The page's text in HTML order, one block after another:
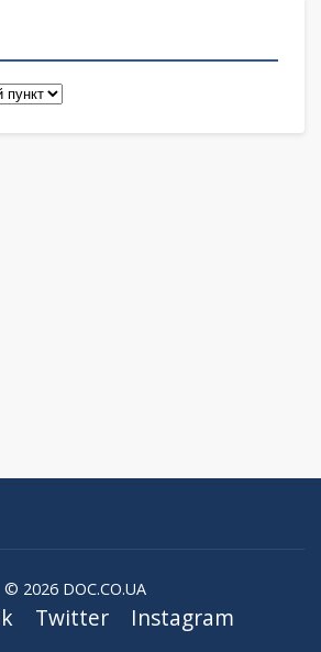
© 2026 DOC.CO.UA
Twitter Instagram